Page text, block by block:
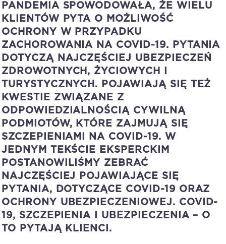
PANDEMIA SPOWODOWAŁA, ŻE WIELU
KLIENTÓW PYTA O MOŻLIWOŚĆ
OCHRONY W PRZYPADKU
ZACHOROWANIA NA COVID-19. PYTANIA
DOTYCZĄ NAJCZĘŚCIEJ UBEZPIECZEŃ
ZDROWOTNYCH, ŻYCIOWYCH I
TURYSTYCZNYCH. POJAWIAJĄ SIĘ TEŻ
KWESTIE ZWIĄZANE Z
ODPOWIEDZIALNOŚCIĄ CYWILNĄ
PODMIOTÓW, KTÓRE ZAJMUJĄ SIĘ
SZCZEPIENIAMI NA COVID-19. W
JEDNYM TEKŚCIE EKSPERCKIM
POSTANOWILIŚMY ZEBRAĆ
NAJCZĘŚCIEJ POJAWIAJĄCE SIĘ
PYTANIA, DOTYCZĄCE COVID-19 ORAZ
OCHRONY UBEZPIECZENIOWEJ. COVID-
19, SZCZEPIENIA I UBEZPIECZENIA – O
TO PYTAJĄ KLIENCI.